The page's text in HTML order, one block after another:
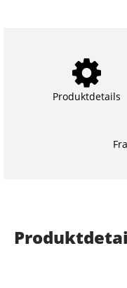
Produktdetails